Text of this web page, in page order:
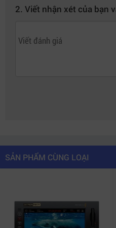
2. Viết nhận xét của bạn
SẢN PHẨM CÙNG LOẠI